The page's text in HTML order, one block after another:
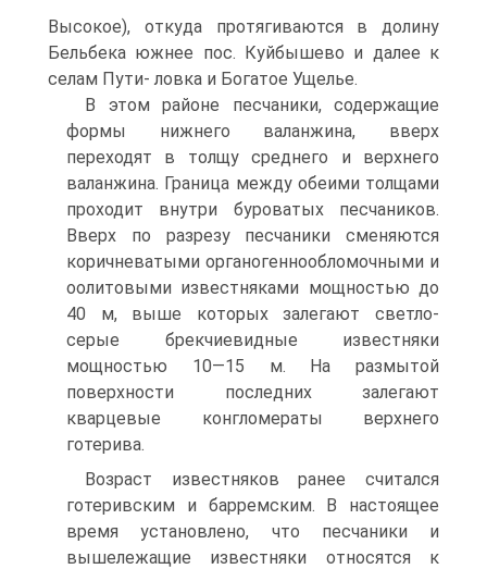
Высокое), откуда протягива­ются в долину
Бельбека южнее пос. Куйбышево и далее к
селам Пути- ловка и Богатое Ущелье.
В этом районе песчаники, содержащие
формы нижнего валанжина, вверх
переходят в толщу среднего и верхнего
валанжина. Граница между обеими толщами
проходит внутри буроватых песчаников.
Вверх по разрезу песчаники сменяются
коричневатыми органогенно­обломочными и
оолитовыми известняками мощностью до
40 м, выше которых залегают светло-
серые брекчиевидные известняки
мощностью 10—15 м. На размытой
поверхности последних залегают
кварцевые конгломераты верхнего
готерива.
Возраст известняков ранее считался
готеривским и барремским. В настоящее
время установлено, что песчаники и
вышележащие извест­няки относятся к